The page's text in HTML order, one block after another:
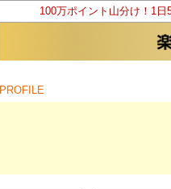
100万ポイント山分け！1
PROFILE